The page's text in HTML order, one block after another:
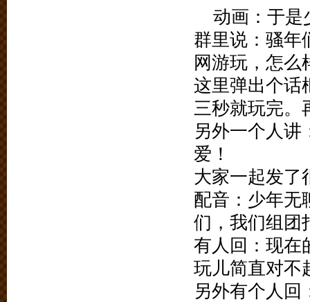
动画：于是
群里说：骚年
网游玩，怎么
这里弹出个话
三秒就玩完。
另外一个人讲
爱！
大家一起发了
配音：少年无
们，我们组团
有人回：现在
玩儿简直对不
另外有个人回